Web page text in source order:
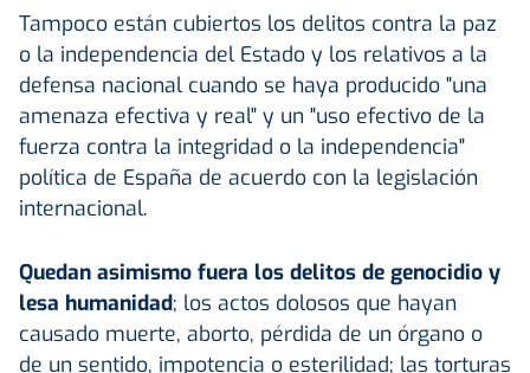
Tampoco están cubiertos los delitos contra la paz
o la independencia del Estado y los relativos a la
defensa nacional cuando se haya producido "una
amenaza efectiva y real" y un "uso efectivo de la
fuerza contra la integridad o la independencia"
política de España de acuerdo con la legislación
internacional.
Quedan asimismo fuera los delitos de genocidio y
lesa humanidad; los actos dolosos que hayan
causado muerte, aborto, pérdida de un órgano o
de un sentido, impotencia o esterilidad; las torturas